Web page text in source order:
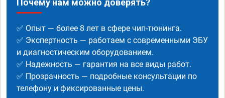
Почему нам можно доверять?
✅ Опыт — более 8 лет в сфере чип-тюнинга.
✅ Экспертность — работаем с современными ЭБУ
и диагностическим оборудованием.
✅ Надежность — гарантия на все виды работ.
✅ Прозрачность — подробные консультации по
телефону и фиксированные цены.